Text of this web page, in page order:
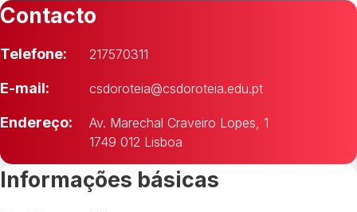
Contacto
Telefone: 217570311
E-mail: csdoroteia@csdoroteia.edu.pt
Endereço:
Av. Marechal Craveiro Lopes, 1
1749 012 Lisboa
Informações básicas